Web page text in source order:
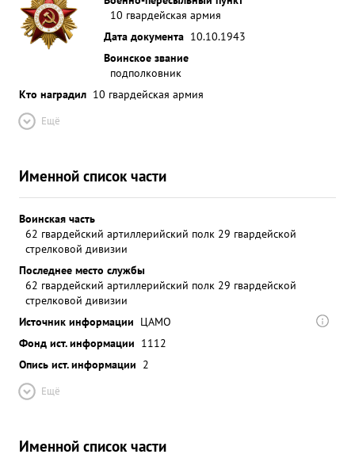
10 гвардейская армия
Дата документа 10.10.1943
Воинское звание
подполковник
Кто наградил 10 гвардейская армия
Ещё
Именной список части
Воинская часть
62 гвардейский артиллерийский полк 29 гвардейской
стрелковой дивизии
Последнее место службы
62 гвардейский артиллерийский полк 29 гвардейской
стрелковой дивизии
Источник информации ЦАМО
Фонд ист. информации 1112
Опись ист. информации 2
Ещё
Именной список части